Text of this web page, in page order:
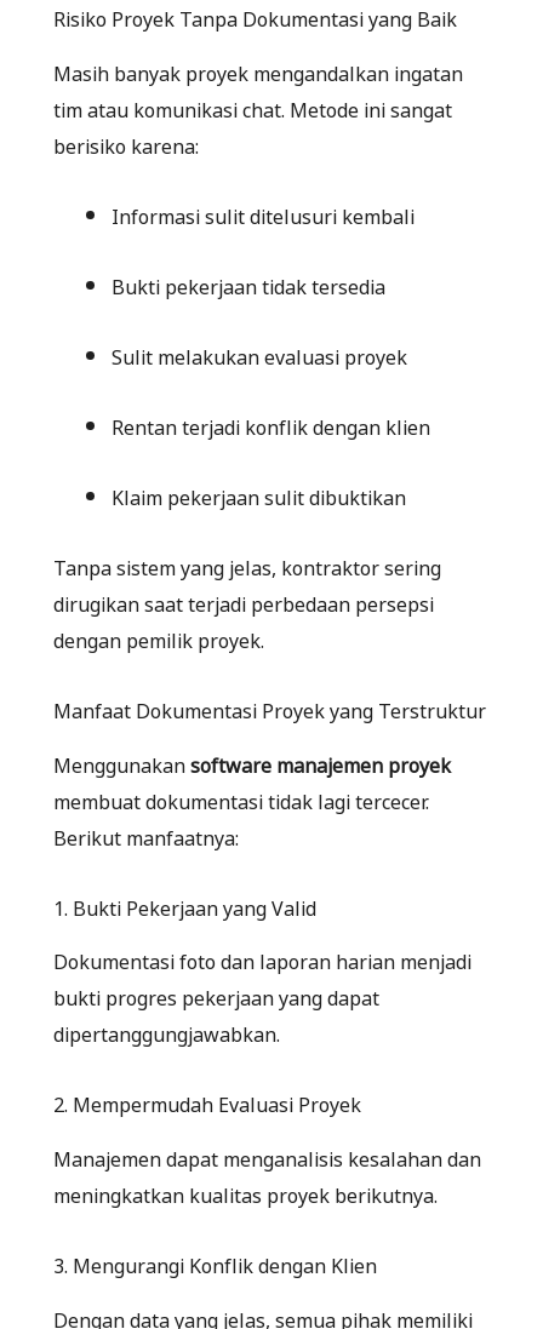
Risiko Proyek Tanpa Dokumentasi yang Baik
Masih banyak proyek mengandalkan ingatan
tim atau komunikasi chat. Metode ini sangat
berisiko karena:
Informasi sulit ditelusuri kembali
Bukti pekerjaan tidak tersedia
Sulit melakukan evaluasi proyek
Rentan terjadi konflik dengan klien
Klaim pekerjaan sulit dibuktikan
Tanpa sistem yang jelas, kontraktor sering
dirugikan saat terjadi perbedaan persepsi
dengan pemilik proyek.
Manfaat Dokumentasi Proyek yang Terstruktur
Menggunakansoftware manajemen proyek
membuat dokumentasi tidak lagi tercecer.
Berikut manfaatnya:
1. Bukti Pekerjaan yang Valid
Dokumentasi foto dan laporan harian menjadi
bukti progres pekerjaan yang dapat
dipertanggungjawabkan.
2. Mempermudah Evaluasi Proyek
Manajemen dapat menganalisis kesalahan dan
meningkatkan kualitas proyek berikutnya.
3. Mengurangi Konflik dengan Klien
Dengan data yang jelas, semua pihak memiliki